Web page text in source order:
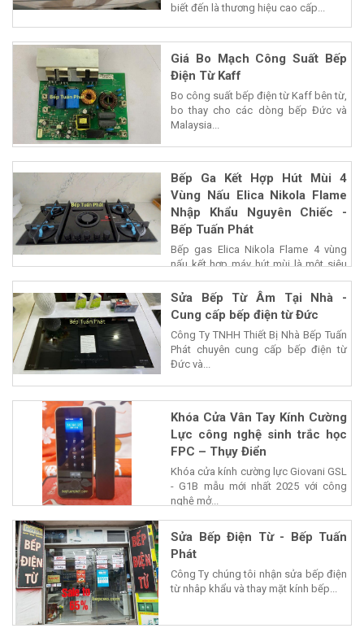
biết đến là thương hiệu cao cấp...
Giá Bo Mạch Công Suất Bếp
Điện Từ Kaff
Bo công suất bếp điện từ Kaff bên từ,
bo thay cho các dòng bếp Đức và
Malaysia...
Bếp Ga Kết Hợp Hút Mùi 4
Vùng Nấu Elica Nikola Flame
Nhập Khẩu Nguyên Chiếc -
Bếp Tuấn Phát
Bếp gas Elica Nikola Flame 4 vùng
nấu kết hợp máy hút mùi là một siêu
phẩm của...
Sửa Bếp Từ Âm Tại Nhà -
Cung cấp bếp điện từ Đức
Công Ty TNHH Thiết Bị Nhà Bếp Tuấn
Phát chuyên cung cấp bếp điện từ
Đức và...
Khóa Cửa Vân Tay Kính Cường
Lực công nghệ sinh trắc học
FPC – Thụy Điển
Khóa cửa kính cường lực Giovani GSL
- G1B mẫu mới nhất 2025 với công
nghệ mở...
Sửa Bếp Điện Từ - Bếp Tuấn
Phát
Công Ty chúng tôi nhận sửa bếp điện
từ nhâp khẩu và thay mặt kính bếp...